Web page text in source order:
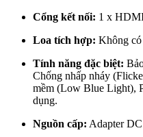
Cổng kết nối: 1 x
Loa tích hợp: Không
Tính năng đặc biệt:
Chống nhấp nháy
mềm (Low Blue Light),
dụng.
Nguồn cấp: Adapter